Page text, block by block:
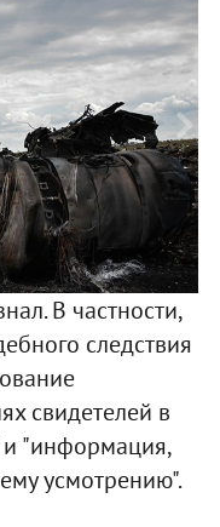
В частности,
следствия
свидетелей в
"информация,
усмотрению".